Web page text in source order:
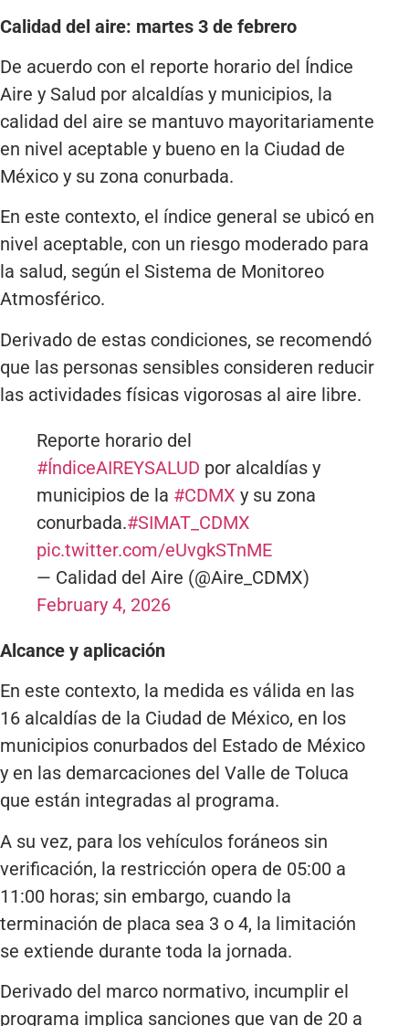
Calidad del aire: martes 3 de febrero
De acuerdo con el reporte horario del Índice
Aire y Salud por alcaldías y municipios, la
calidad del aire se mantuvo mayoritariamente
en nivel aceptable y bueno en la Ciudad de
México y su zona conurbada.
En este contexto, el índice general se ubicó en
nivel aceptable, con un riesgo moderado para
la salud, según el Sistema de Monitoreo
Atmosférico.
Derivado de estas condiciones, se recomendó
que las personas sensibles consideren reducir
las actividades físicas vigorosas al aire libre.
Reporte horario del
#ÍndiceAIREYSALUD por alcaldías y
municipios de la #CDMX y su zona
conurbada.#SIMAT_CDMX
pic.twitter.com/eUvgkSTnME
— Calidad del Aire (@Aire_CDMX)
February 4, 2026
Alcance y aplicación
En este contexto, la medida es válida en las
16 alcaldías de la Ciudad de México, en los
municipios conurbados del Estado de México
y en las demarcaciones del Valle de Toluca
que están integradas al programa.
A su vez, para los vehículos foráneos sin
verificación, la restricción opera de 05:00 a
11:00 horas; sin embargo, cuando la
terminación de placa sea 3 o 4, la limitación
se extiende durante toda la jornada.
Derivado del marco normativo, incumplir el
programa implica sanciones que van de 20 a